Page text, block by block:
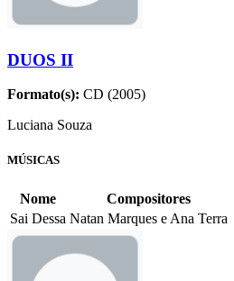
DUOS II
Formato(s): CD (2005)
Luciana Souza
MÚSICAS
Nome
Compositores
Sai Dessa Natan Marques e Ana Terra